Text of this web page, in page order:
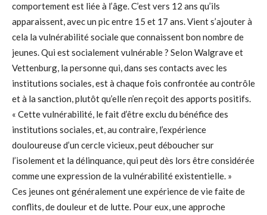
comportement est liée à l’âge. C’est vers 12 ans qu’ils
apparaissent, avec un pic entre 15 et 17 ans. Vient s’ajouter à
cela la vulnérabilité sociale que connaissent bon nombre de
jeunes. Qui est socialement vulnérable ? Selon Walgrave et
Vettenburg, la personne qui, dans ses contacts avec les
institutions sociales, est à chaque fois confrontée au contrôle
et à la sanction, plutôt qu’elle n’en reçoit des apports positifs.
« Cette vulnérabilité, le fait d’être exclu du bénéfice des
institutions sociales, et, au contraire, l’expérience
douloureuse d’un cercle vicieux, peut déboucher sur
l’isolement et la délinquance, qui peut dès lors être considérée
comme une expression de la vulnérabilité existentielle. »
Ces jeunes ont généralement une expérience de vie faite de
conflits, de douleur et de lutte. Pour eux, une approche